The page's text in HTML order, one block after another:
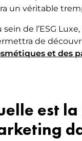
un véritable
sein de l’ESG
de
et des
est